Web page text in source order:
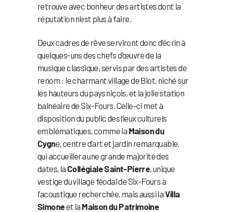
retrouve avec bonheur des artistes dont la
réputation n’est plus à faire.
Deux cadres de rêve serviront donc d’écrin à
quelques-uns des chefs d’œuvre de la
musique classique, servis par des artistes de
renom : le charmant village de Biot, niché sur
les hauteurs du pays niçois, et la jolie station
balnéaire de Six-Fours. Celle-ci met à
disposition du public des lieux culturels
emblématiques, comme la Maison du
Cygne, centre d’art et jardin remarquable,
qui accueillera une grande majorité des
dates, la Collégiale Saint-Pierre, unique
vestige du village féodal de Six-Fours à
l’acoustique recherchée, mais aussi laVilla
Simoneet la Maison du Patrimoine